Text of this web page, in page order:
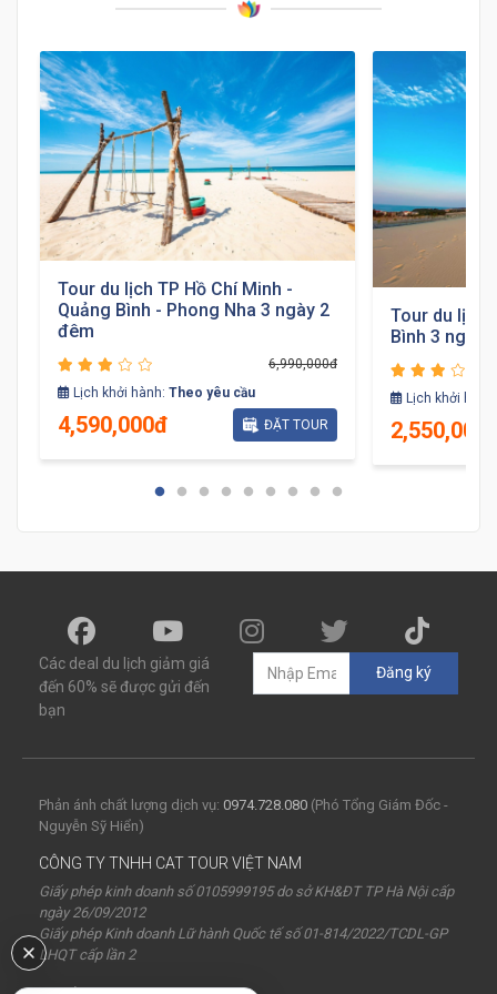
Tour du lịch TP Hồ Chí Minh -
Quảng Bình - Phong Nha 3 ngày 2
đêm
6,990,000đ
Lịch khởi hành: Theo yêu cầu
4,590,000đ ĐẶT TOUR
Tour du lịch
Bình 3 ngày
Lịch khởi
Các deal du lịch giảm giá
đến 60% sẽ được gửi đến
bạn
Đăng ký
Phản ánh chất lượng dịch vụ: 0974.728.080 (Phó Tổng Giám Đốc -
Nguyễn Sỹ Hiển)
CÔNG TY TNHH CAT TOUR VIỆT NAM
Giấy phép kinh doanh số 0105999195 do sở KH&ĐT TP Hà Nội cấp
ngày 26/09/2012
Giấy phép Kinh doanh Lữ hành Quốc tế số 01-814/2022/TCDL-GP
LHQT cấp lần 2